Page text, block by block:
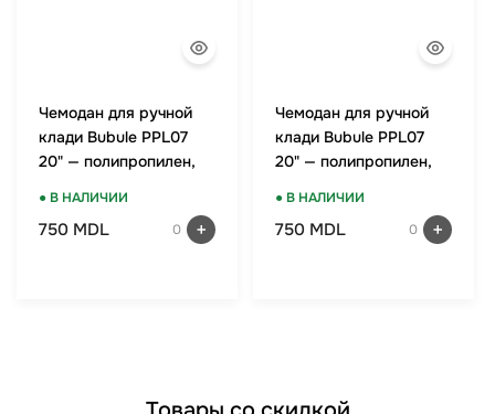
Чемодан для ручной
клади Bubule PPL07
20" — полипропилен,
● В НАЛИЧИИ
750 MDL 0
Чемодан для ручной
клади Bubule PPL07
20" — полипропилен,
● В НАЛИЧИИ
750 MDL 0